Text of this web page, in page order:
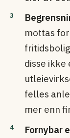
mottas
disse
felles
mer enn
Fornybar